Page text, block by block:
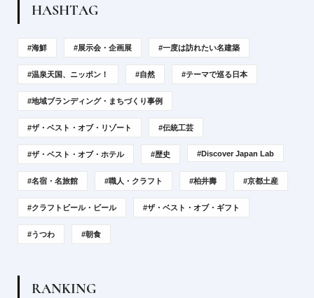
HASHTAG
#海鮮 #展示会・企画展 #一度は訪れたい名建築
#温泉天国、ニッポン！ #自然 #テーマで巡る日本
#地域ブランディング・まちづくり事例
#ザ・ベスト・オブ・リゾート #伝統工芸
#ザ・ベスト・オブ・ホテル #歴史 #Discover Japan Lab
#名宿・名旅館 #職人・クラフト #柏井壽 #京都土産
#クラフトビール・ビール #ザ・ベスト・オブ・ギフト
#うつわ #朝食
RANKING